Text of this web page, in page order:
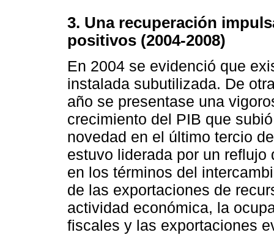
3. Una recuperación
positivos (2004-2008)
En 2004 se evidenció que
instalada subutilizada. De
año se presentase una
crecimiento del PIB que
novedad en el último tercio
estuvo liderada por un
en los términos del
de las exportaciones de
actividad económica, la
fiscales y las exportaciones